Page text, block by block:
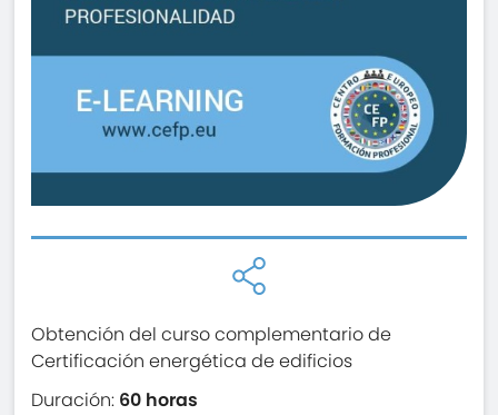
Obtención del curso complementario de
Certificación energética de edificios
Duración: 60 horas